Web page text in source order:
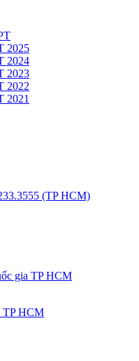
2025
2024
2023
2022
2021
(TP HCM)
gia TP HCM
TP HCM